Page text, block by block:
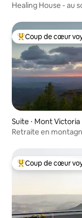
Healing House - au
Coups de cœur
Coup de cœur
Suite ⋅ Mont Victoria
Retraite en
Coups de cœur
Coup de cœur